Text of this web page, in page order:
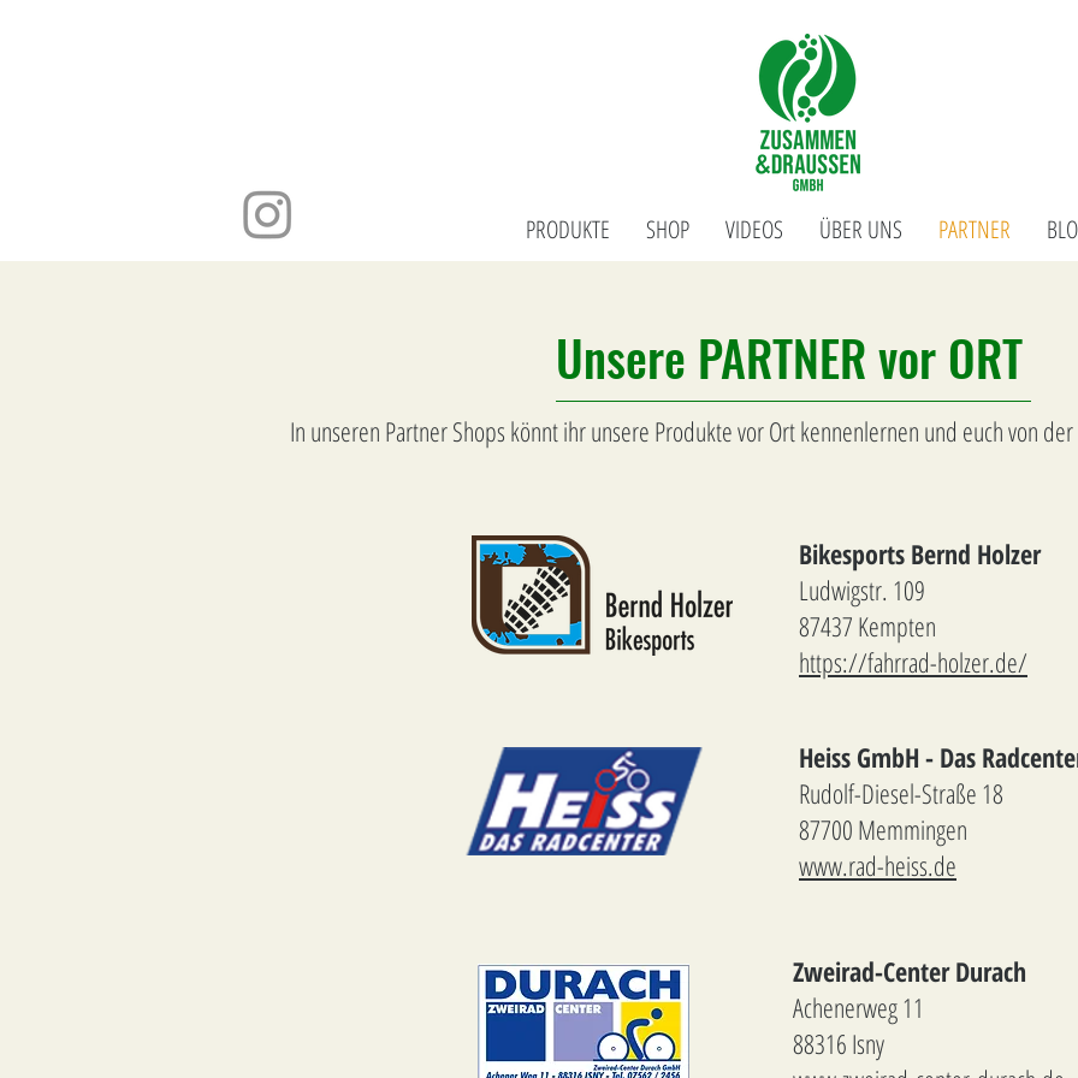
PRODUKTE SHOP VIDEOS ÜBER UNS PARTNER
Unsere PARTNER vor ORT
In unseren Partner Shops könnt ihr unsere Produkte vor Ort kennenlernen und euch von
Bikesports Bernd Holzer
Ludwigstr. 109
87437 Kempten
https://fahrrad-holzer.de/
Heiss GmbH - Das
Rudolf-Diesel-Straße 18
87700 Memmingen
www.rad-heiss.de
Zweirad-Center Durach
Achenerweg 11
88316 Isny